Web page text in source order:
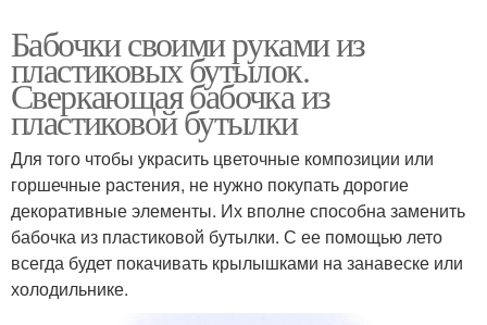
Бабочки своими руками из
пластиковых бутылок.
Сверкающая бабочка из
пластиковой бутылки
Для того чтобы украсить цветочные композиции или
горшечные растения, не нужно покупать дорогие
декоративные элементы. Их вполне способна заменить
бабочка из пластиковой бутылки. С ее помощью лето
всегда будет покачивать крылышками на занавеске или
холодильнике.